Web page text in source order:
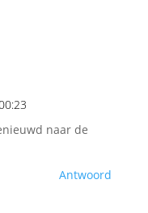
naar de
Antwoord